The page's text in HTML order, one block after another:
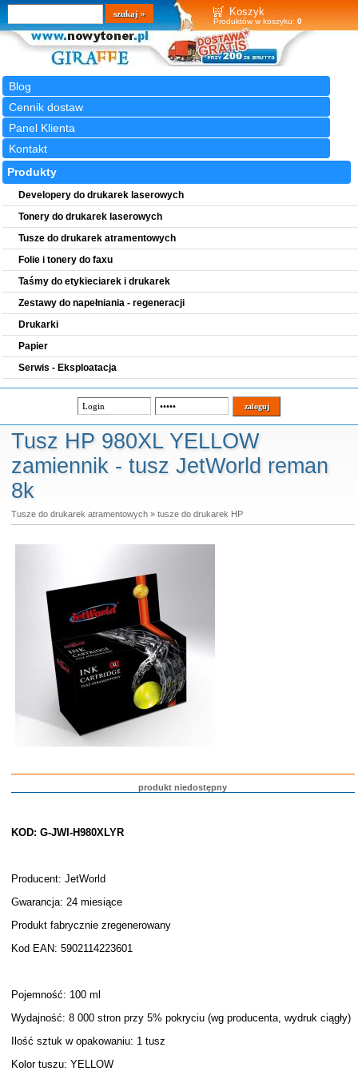
Koszyk
Produktów w koszyku: 0
Blog
Cennik dostaw
Panel Klienta
Kontakt
Wyszukiwarka
szukaj
Produkty
Developery do drukarek laserowych
Tonery do drukarek laserowych
Tusze do drukarek atramentowych
Folie i tonery do faxu
Taśmy do etykieciarek i drukarek
Zestawy do napełniania - regeneracji
Drukarki
Papier
Serwis - Eksploatacja
Tusz HP 980XL YELLOW
zamiennik - tusz JetWorld reman
8k
Tusze do drukarek atramentowych» tusze do drukarek HP
produkt niedostępny
KOD: G-JWI-H980XLYR
Producent: JetWorld
Gwarancja: 24 miesiące
Produkt fabrycznie zregenerowany
Kod EAN: 5902114223601
Pojemność: 100 ml
Wydajność: 8 000 stron przy 5% pokryciu (wg producenta, wydruk ciągły)
Ilość sztuk w opakowaniu: 1 tusz
Kolor tuszu: YELLOW